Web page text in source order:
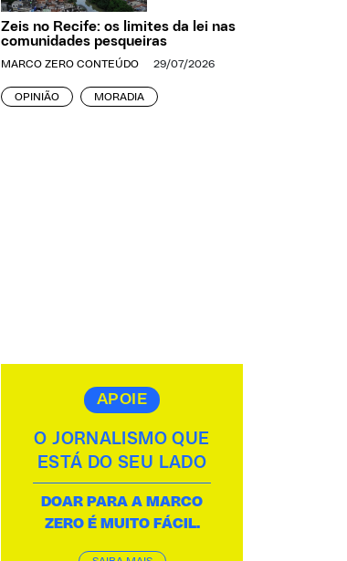
Zeis no Recife: os limites da lei nas
comunidades pesqueiras
MARCO ZERO CONTEÚDO 29/07/2026
OPINIÃO MORADIA
APOIE
O JORNALISMO QUE
ESTÁ DO SEU LADO
DOAR PARA A MARCO
ZERO É MUITO FÁCIL.